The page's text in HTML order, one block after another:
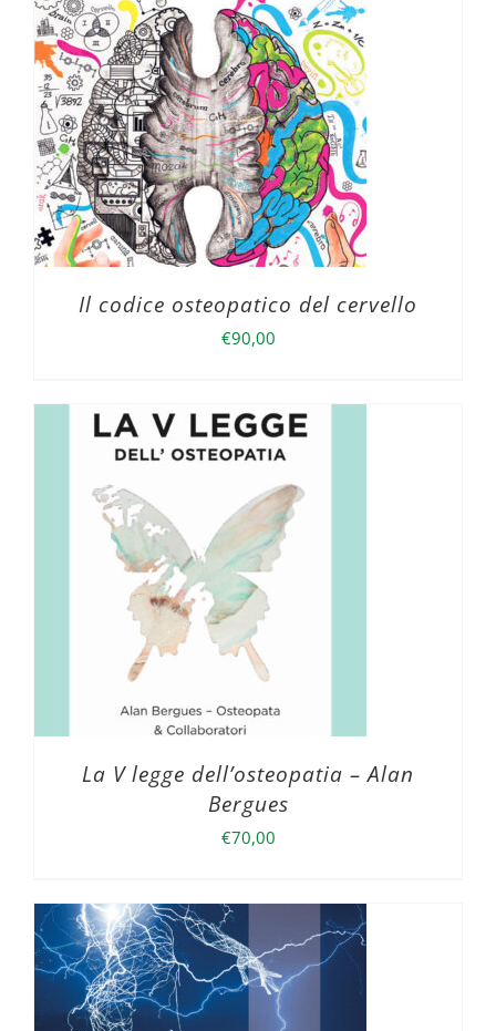
Il codice osteopatico del cervello
€90,00
La V legge dell’osteopatia – Alan
Bergues
€70,00